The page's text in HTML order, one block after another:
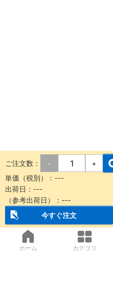
ご注文数： - +
単価（税別）： ---
出荷日： ---
（参考出荷日）： ---
今すぐ注文
ホーム カテゴリ